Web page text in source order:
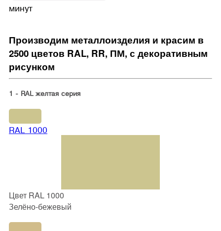
минут
Производим металлоизделия и красим в
2500 цветов RAL, RR, ПМ, с декоративным
рисунком
1 - RAL желтая серия
RAL 1000
Цвет RAL 1000
Зелёно-бежевый